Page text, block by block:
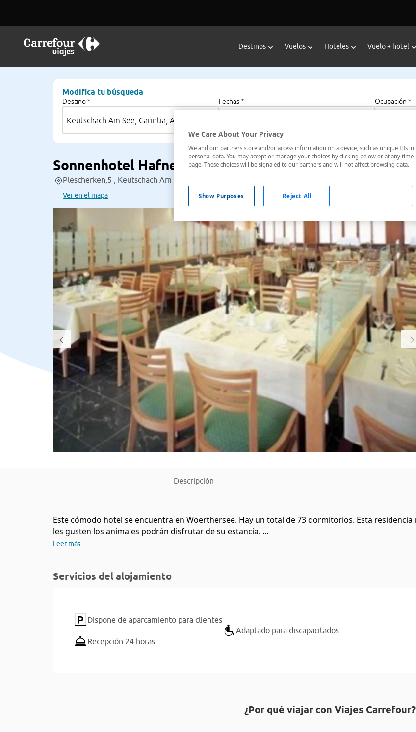
Destinos Vuelos Hoteles Vuelo + hotel
Modifica tu búsqueda
Destino * Fechas * Ocupación *
Sonnenhotel Hafnersee
Plescherken,5 , Keutschach Am See, Carintia, Austria
Ver en el mapa
Descripción
Este cómodo hotel se encuentra en Woerthersee. Hay un total de 73 dormitorios. Esta
les gusten los animales podrán disfrutar de su estancia. ...
Leer más
Servicios del alojamiento
Dispone de aparcamiento para clientes
Recepción 24 horas
Adaptado para discapacitados
¿Por qué viajar con Viajes Carrefour?
We Care About Your Privacy
We and our partners store and/or access information on a device, such as unique IDs in
personal data. You may accept or manage your choices by clicking below or at any
page. These choices will be signaled to our partners and will not affect browsing data.
Show Purposes Reject All